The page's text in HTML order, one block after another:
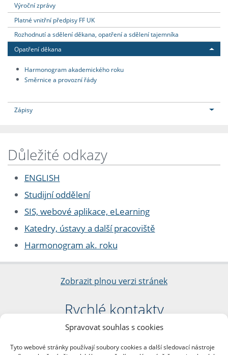
Spravovat souhlas s cookies
Tyto webové stránky používají soubory cookies a další sledovací nástroje
Výroční zprávy
Platné vnitřní předpisy FF UK
Rozhodnutí a sdělení děkana, opatření a sdělení tajemníka
Opatření děkana
Harmonogram akademického roku
Směrnice a provozní řády
Zápisy
Důležité odkazy
ENGLISH
Studijní oddělení
SIS, webové aplikace, eLearning
Katedry, ústavy a další pracoviště
Harmonogram ak. roku
Zobrazit plnou verzi stránek
Rychlé kontakty
Filozofická fakulta
nám. Jana Palacha 1/2